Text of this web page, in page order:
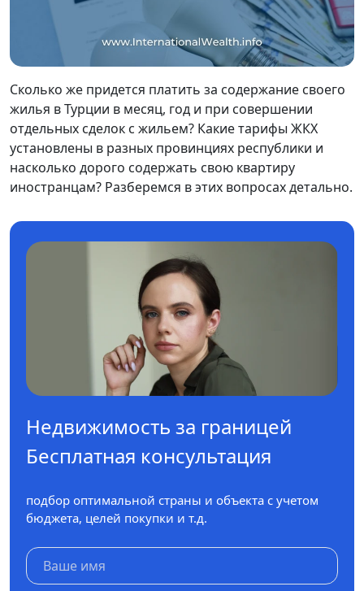
Сколько же придется платить за содержание своего
жилья в Турции в месяц, год и при совершении
отдельных сделок с жильем? Какие тарифы ЖКХ
установлены в разных провинциях республики и
насколько дорого содержать свою квартиру
иностранцам? Разберемся в этих вопросах детально.
Недвижимость за границей
Бесплатная консультация
подбор оптимальной страны и объекта с учетом
бюджета, целей покупки и т.д.